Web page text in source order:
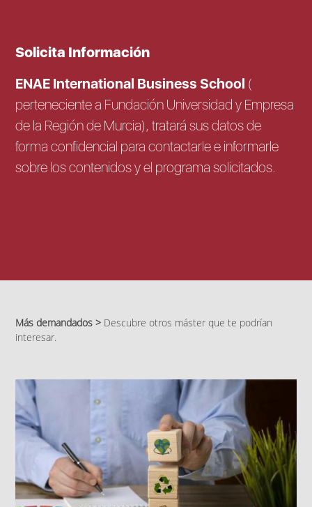
Solicita Información
ENAE International Business School (
perteneciente a Fundación Universidad y Empresa
de la Región de Murcia), tratará sus datos de
forma confidencial para contactarle e informarle
sobre los contenidos y el programa solicitados.
Más demandados > Descubre otros máster que te podrían
interesar.